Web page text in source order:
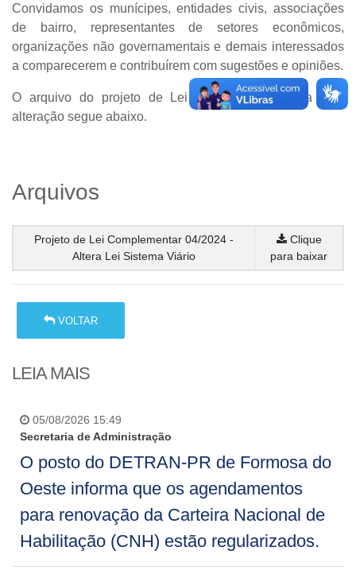
Convidamos os munícipes, entidades civis, associações
de bairro, representantes de setores econômicos,
organizações não governamentais e demais interessados
a comparecerem e contribuírem com sugestões e opiniões.
O arquivo do projeto de Lei Complementar para esta
alteração segue abaixo.
Arquivos
Projeto de Lei Complementar 04/2024 -
Altera Lei Sistema Viário
Clique
para baixar
VOLTAR
LEIA MAIS
05/08/2026 15:49
Secretaria de Administração
O posto do DETRAN-PR de Formosa do
Oeste informa que os agendamentos
para renovação da Carteira Nacional de
Habilitação (CNH) estão regularizados.